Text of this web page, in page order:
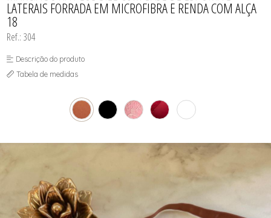
LATERAIS FORRADA EM MICROFIBRA E RENDA COM ALÇA
18
Ref.: 304
Descrição do produto
Tabela de medidas